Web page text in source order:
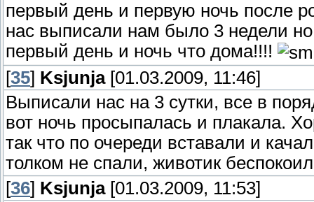
первый день и первую ночь после
нас выписали нам было 3 недели
первый день и ночь что дома!!!!
[35] Ksjunja[01.03.2009, 11:46]
Выписали нас на 3 сутки, все в
вот ночь просыпалась и плакала.
так что по очереди вставали и
толком не спали, животик
[36] Ksjunja[01.03.2009, 11:53]